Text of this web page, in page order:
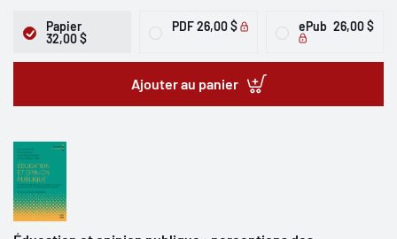
Papier
32,00 $
PDF26,00 $ ePub 26,00 $
Ajouter au panier